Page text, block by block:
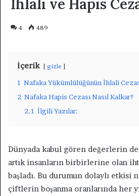
İhlali ve Hapis
4 489
İçerik gizle
1 Nafaka Yükümlülüğünün İhlali
2 Nafaka Hapis Cezası Nasıl Kalkar?
2.1 İlgili Yazılar:
Dünyada kabul gören değerlerin
artık insanların birbirlerine olan
başladı. Bu durumun dolaylı etkisi
çiftlerin boşanma oranlarında her